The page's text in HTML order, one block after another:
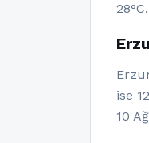
ise
10